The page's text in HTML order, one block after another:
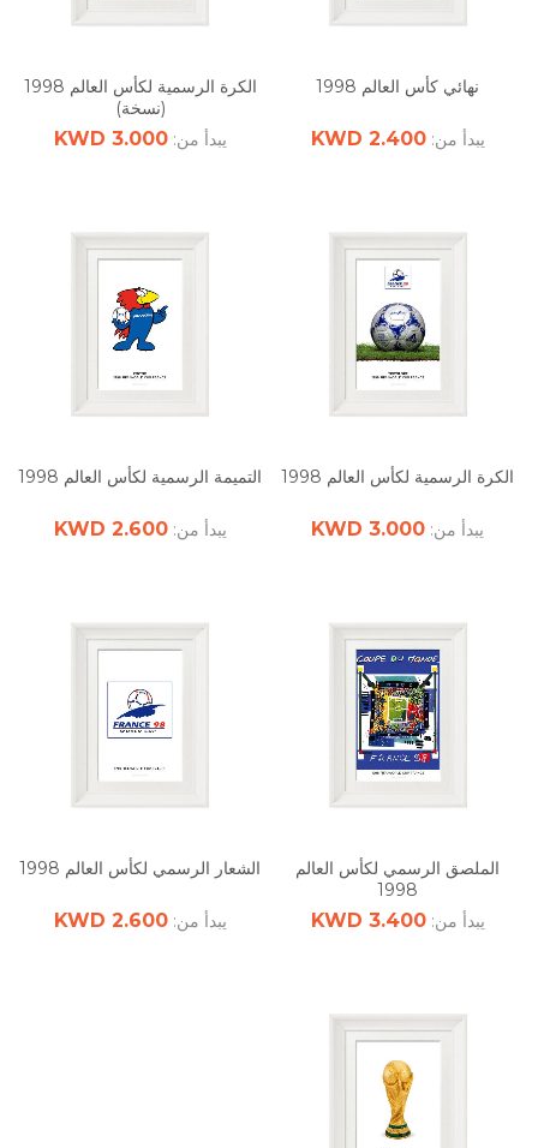
نهائي كأس العالم 1998
يبدأ من:2.400 KWD
الكرة الرسمية لكأس العالم 1998
(نسخة)
يبدأ من:3.000 KWD
الكرة الرسمية لكأس العالم 1998
يبدأ من: 3.000 KWD
التميمة الرسمية لكأس العالم 1998
يبدأ من:2.600 KWD
الملصق الرسمي لكأس العالم
1998
يبدأ من:3.400 KWD
الشعار الرسمي لكأس العالم 1998
يبدأ من:2.600 KWD